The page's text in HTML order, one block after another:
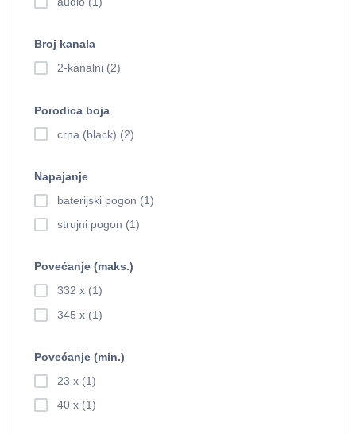
Broj kanala
2-kanalni (2)
Porodica boja
crna (black) (2)
Napajanje
baterijski pogon (1)
strujni pogon (1)
Povećanje (maks.)
332 x (1)
345 x (1)
Povećanje (min.)
23 x (1)
40 x (1)